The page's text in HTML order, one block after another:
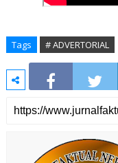
Tags # ADVERTORIAL